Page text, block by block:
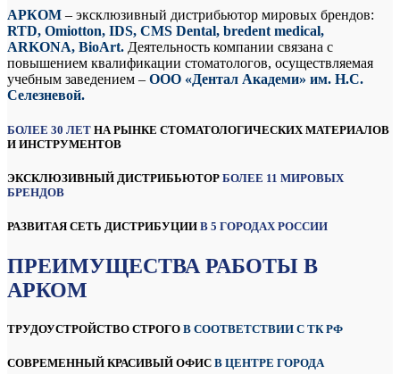
АРКОМ – эксклюзивный дистрибьютор мировых брендов:
RTD, Omiotton, IDS, CMS Dental, bredent medical,
ARKONA, BioArt. Деятельность компании связана с
повышением квалификации стоматологов, осуществляемая
учебным заведением – ООО «Дентал Академи» им. Н.С.
Селезневой.
БОЛЕЕ 30 ЛЕТ НА РЫНКЕ СТОМАТОЛОГИЧЕСКИХ МАТЕРИАЛОВ
И ИНСТРУМЕНТОВ
ЭКСКЛЮЗИВНЫЙ ДИСТРИБЬЮТОР БОЛЕЕ 11 МИРОВЫХ
БРЕНДОВ
РАЗВИТАЯ CЕТЬ ДИСТРИБУЦИИ В 5 ГОРОДАХ РОССИИ
ПРЕИМУЩЕСТВА РАБОТЫ В
АРКОМ
ТРУДОУСТРОЙСТВО СТРОГО В СООТВЕТСТВИИ С ТК РФ
СОВРЕМЕННЫЙ КРАСИВЫЙ ОФИС В ЦЕНТРЕ ГОРОДА